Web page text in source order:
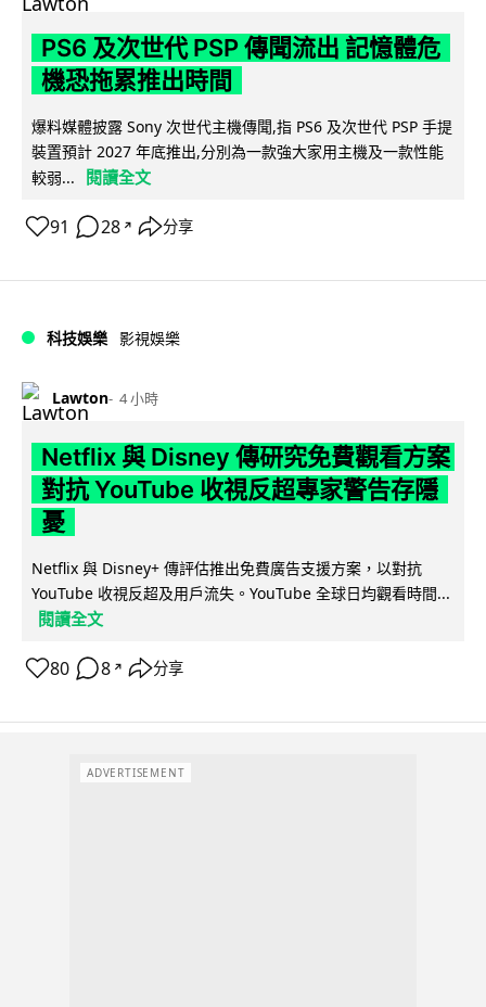
PS6 及次世代 PSP 傳聞流出 記憶體危
機恐拖累推出時間
爆料媒體披露 Sony 次世代主機傳聞,指 PS6 及次世代 PSP 手提
裝置預計 2027 年底推出,分別為一款強大家用主機及一款性能
較弱...
閱讀全文
91 28 ↗ 分享
科技娛樂 影視娛樂
Lawton 4 小時
Netflix 與 Disney 傳研究免費觀看方案
對抗 YouTube 收視反超專家警告存隱
憂
Netflix 與 Disney+ 傳評估推出免費廣告支援方案，以對抗
YouTube 收視反超及用戶流失。YouTube 全球日均觀看時間...
閱讀全文
80 8 ↗ 分享
ADVERTISEMENT